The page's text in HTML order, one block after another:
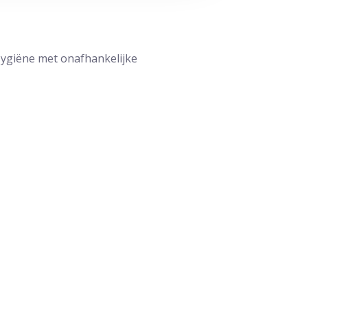
met onafhankelijke